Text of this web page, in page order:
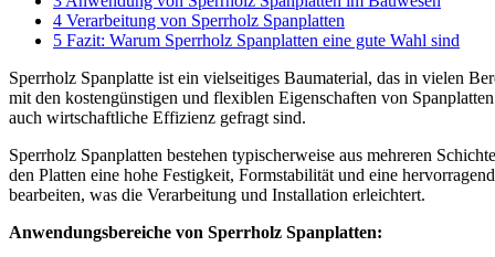
4 Verarbeitung von Sperrholz Spanplatten
5 Fazit: Warum Sperrholz Spanplatten eine gute Wahl sind
Sperrholz Spanplatte ist ein vielseitiges Baumaterial, das in vielen
mit den kostengünstigen und flexiblen Eigenschaften von
auch wirtschaftliche Effizienz gefragt sind.
Sperrholz Spanplatten bestehen typischerweise aus mehreren
den Platten eine hohe Festigkeit, Formstabilität und eine
bearbeiten, was die Verarbeitung und Installation erleichtert.
Anwendungsbereiche von Sperrholz Spanplatten: